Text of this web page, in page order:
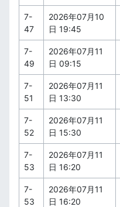
7-
47
2026年07月10
日 19:45
7-
49
2026年07月11
日 09:15
7-
51
2026年07月11
日 13:30
7-
52
2026年07月11
日 15:30
7-
53
2026年07月11
日 16:20
7-
53
2026年07月11
日 16:20